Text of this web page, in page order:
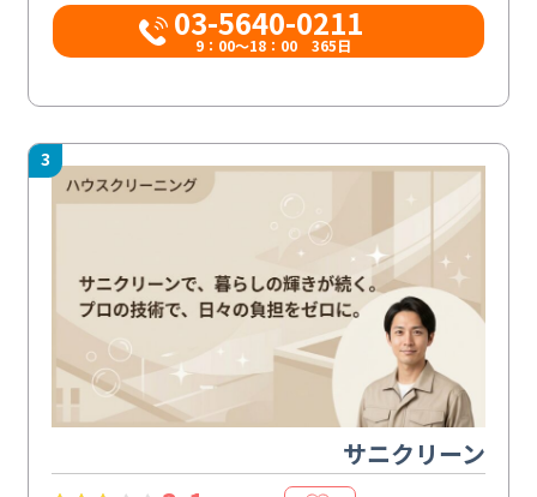
03-5640-0211
9：00～18：00 365日
3
サニクリーン